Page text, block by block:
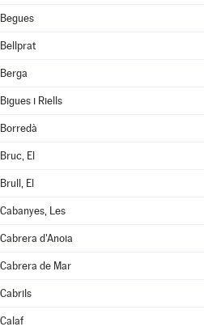
Begues
Bellprat
Berga
Bigues i Riells
Borredà
Bruc, El
Brull, El
Cabanyes, Les
Cabrera d'Anoia
Cabrera de Mar
Cabrils
Calaf